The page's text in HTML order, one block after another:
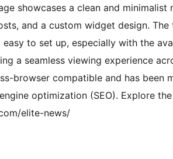
showcases a clean and
and a custom widget design. The
to set up, especially with the
a seamless viewing experience
browser compatible and has been
optimization (SEO). Explore
elite-news/